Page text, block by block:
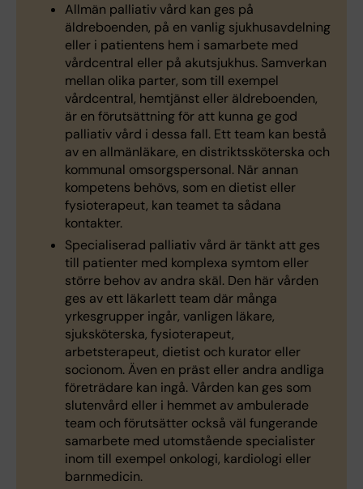
Allmän palliativ vård kan ges på
äldreboenden, på en vanlig sjukhusavdelning
eller i patientens hem i samarbete med
vårdcentral eller på akutsjukhus. Samverkan
mellan olika parter, som till exempel
vårdcentral, hemtjänst eller äldreboenden,
är en förutsättning för att kunna ge god
palliativ vård i dessa fall. Ett team kan bestå
av en allmänläkare, en distriktssköterska och
kommunal omsorgspersonal. När annan
kompetens behövs, som en dietist eller
fysioterapeut, kan teamet ta sådana
kontakter.
Specialiserad palliativ vård är tänkt att ges
till patienter med komplexa symtom eller
större behov av andra skäl. Den här vården
ges av ett läkarlett team där många
yrkesgrupper ingår, vanligen läkare,
sjuksköterska, fysioterapeut,
arbetsterapeut, dietist och kurator eller
socionom. Även en präst eller andra andliga
företrädare kan ingå. Vården kan ges som
slutenvård eller i hemmet av ambulerade
team och förutsätter också väl fungerande
samarbete med utomstående specialister
inom till exempel onkologi, kardiologi eller
barnmedicin.